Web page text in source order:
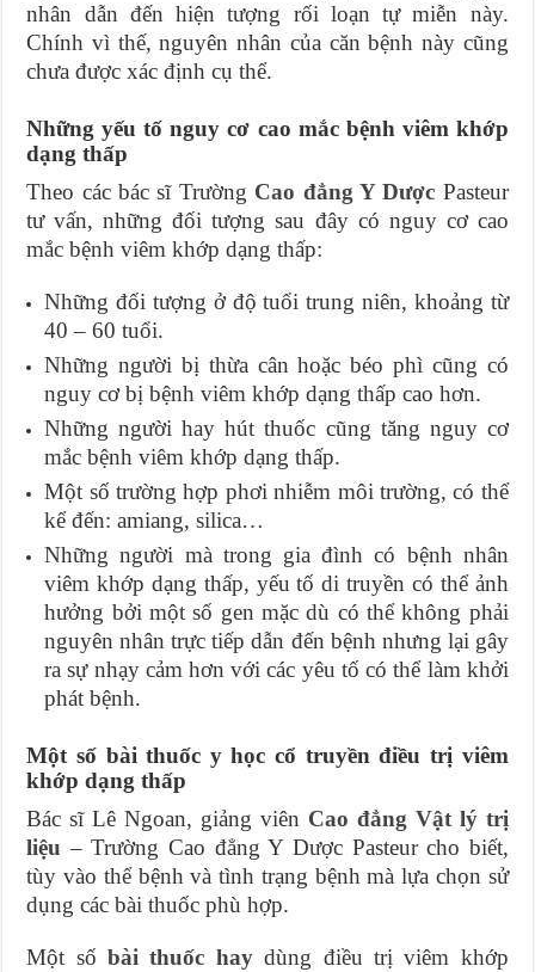
nhân dẫn đến hiện tượng rối loạn tự miễn này.
Chính vì thế, nguyên nhân của căn bệnh này cũng
chưa được xác định cụ thể.
Những yếu tố nguy cơ cao mắc bệnh viêm khớp
dạng thấp
Theo các bác sĩ Trường Cao đẳng Y Dược Pasteur
tư vấn, những đối tượng sau đây có nguy cơ cao
mắc bệnh viêm khớp dạng thấp:
Những đối tượng ở độ tuổi trung niên, khoảng từ
40 – 60 tuổi.
Những người bị thừa cân hoặc béo phì cũng có
nguy cơ bị bệnh viêm khớp dạng thấp cao hơn.
Những người hay hút thuốc cũng tăng nguy cơ
mắc bệnh viêm khớp dạng thấp.
Một số trường hợp phơi nhiễm môi trường, có thể
kể đến: amiang, silica…
Những người mà trong gia đình có bệnh nhân
viêm khớp dạng thấp, yếu tố di truyền có thể ảnh
hưởng bởi một số gen mặc dù có thể không phải
nguyên nhân trực tiếp dẫn đến bệnh nhưng lại gây
ra sự nhạy cảm hơn với các yêu tố có thể làm khởi
phát bệnh.
Một số bài thuốc y học cổ truyền điều trị viêm
khớp dạng thấp
Bác sĩ Lê Ngoan, giảng viên Cao đẳng Vật lý trị
liệu – Trường Cao đẳng Y Dược Pasteur cho biết,
tùy vào thể bệnh và tình trạng bệnh mà lựa chọn sử
dụng các bài thuốc phù hợp.
Một sốbài thuốc haydùng điều trị viêm khớp